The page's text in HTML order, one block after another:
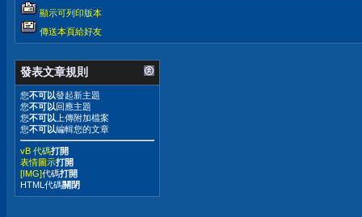
顯示可列印版本
傳送本頁給好友
發表文章規則
您不可以發起新主題
您不可以回應主題
您不可以 上傳附加檔案
您不可以編輯您的文章
vB 代碼打開
表情圖示打開
[IMG]代碼打開
HTML代碼關閉